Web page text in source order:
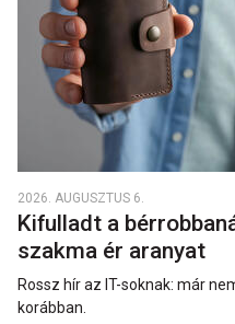
2026. AUGUSZTUS 6.
Kifulladt a
szakma ér aranyat
Rossz hír az IT-soknak: már
korábban.